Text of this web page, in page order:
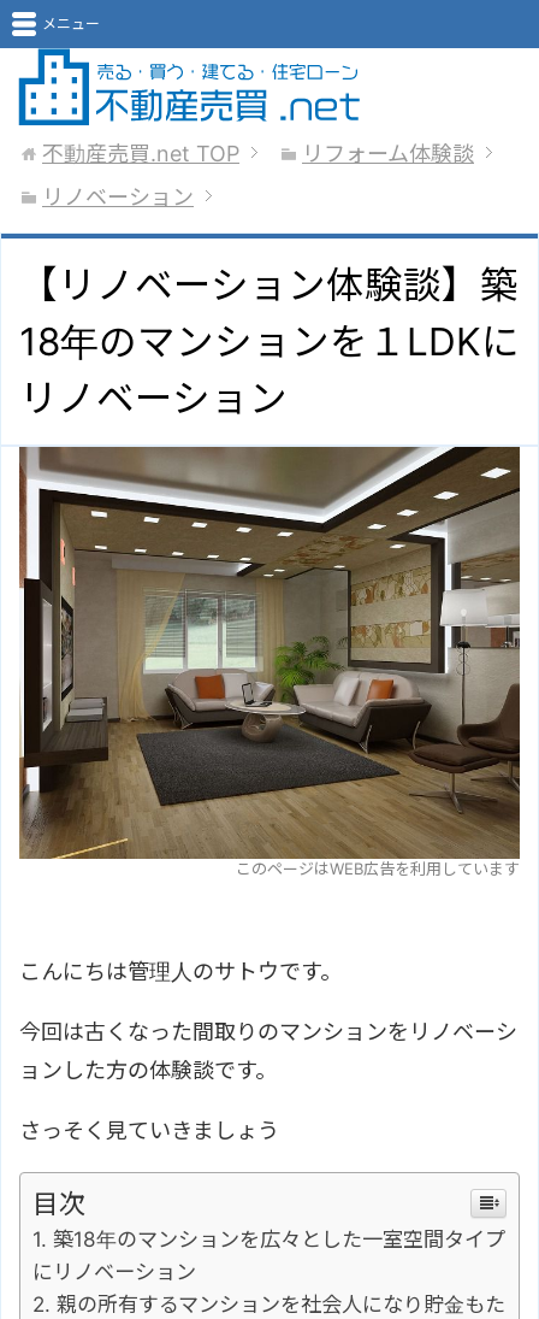
メニュー
不動産売買.net TOP
リフォーム体験談
リノベーション
【リノベーション体験談】築
18年のマンションを１LDKに
リノベーション
このページはWEB広告を利用しています
こんにちは管理人のサトウです。
今回は古くなった間取りのマンションをリノベーシ
ョンした方の体験談です。
さっそく見ていきましょう
目次
築18年のマンションを広々とした一室空間タイプ
にリノベーション
親の所有するマンションを社会人になり貯金もた